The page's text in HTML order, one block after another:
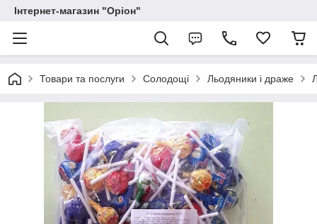
Інтернет-магазин "Оріон"
Товари та послуги Солодощі Льодяники і драже